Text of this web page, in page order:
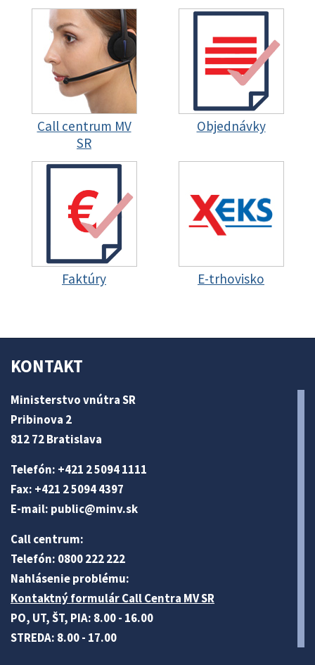
Call centrum MV
SR
Objednávky
Faktúry E-trhovisko
KONTAKT
Ministerstvo vnútra SR
Pribinova 2
812 72 Bratislava
Telefón: +421 2 5094 1111
Fax: +421 2 5094 4397
E-mail: public@minv.sk
Call centrum:
Telefón: 0800 222 222
Nahlásenie problému:
Kontaktný formulár Call Centra MV SR
PO, UT, ŠT, PIA: 8.00 - 16.00
STREDA: 8.00 - 17.00